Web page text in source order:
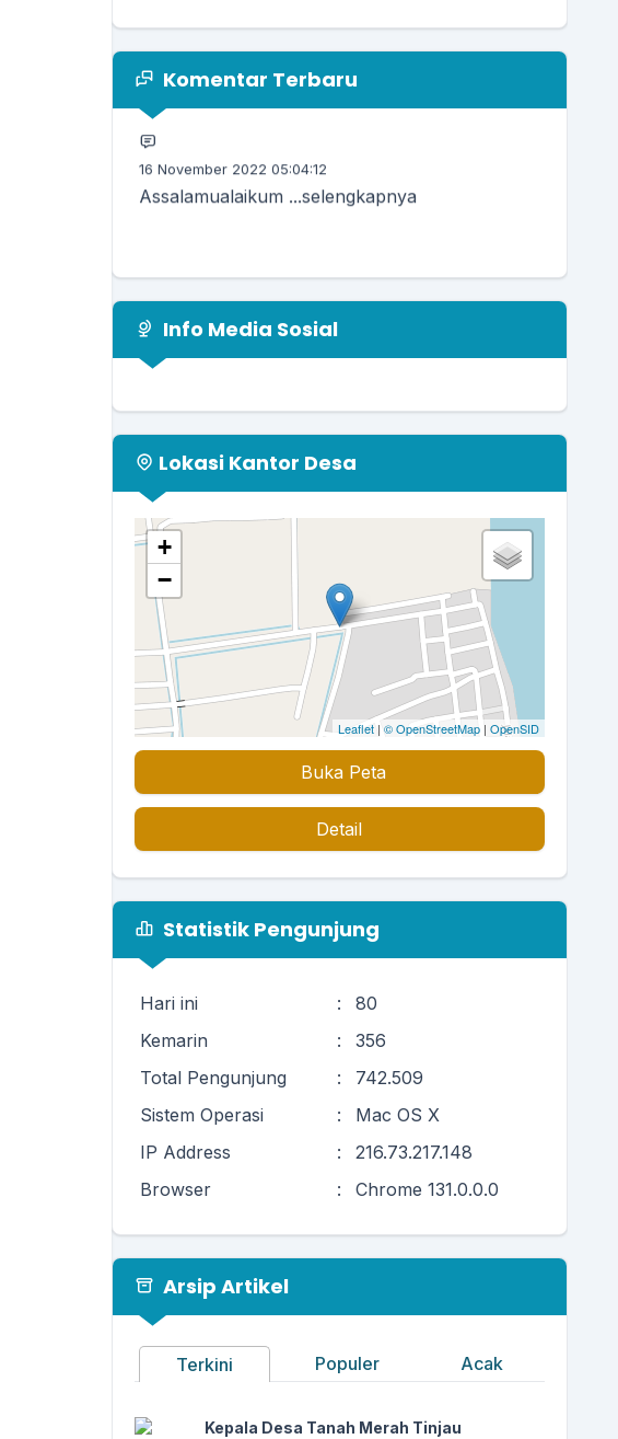
Komentar Terbaru
Yth Pengguna Tema DeNatra Kami dari
https://temaopensid.com Mohon...selengkapnya
16 November 2022 05:04:12
Assalamualaikum ...selengkapnya
Info Media Sosial
Lokasi Kantor Desa
+
−
Leaflet| © OpenStreetMap| OpenSID
Buka Peta
Detail
Statistik Pengunjung
Hari ini :
80
Kemarin
:
356
Total Pengunjung
:
742.509
Sistem Operasi
:
Mac OS X
IP Address
:
216.73.217.148
Browser
: Chrome 131.0.0.0
Arsip Artikel
Terkini Populer Acak
Kepala Desa Tanah Merah Tinjau